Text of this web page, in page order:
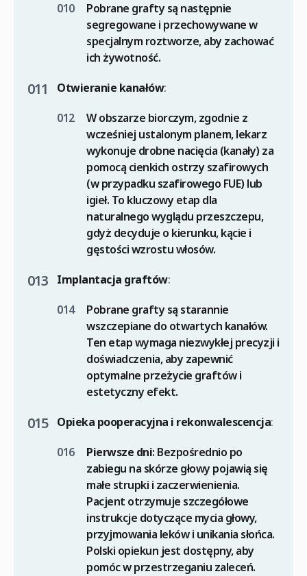
Pobrane grafty są następnie
segregowane i przechowywane w
specjalnym roztworze, aby zachować
ich żywotność.
Otwieranie kanałów:
W obszarze biorczym, zgodnie z
wcześniej ustalonym planem, lekarz
wykonuje drobne nacięcia (kanały) za
pomocą cienkich ostrzy szafirowych
(w przypadku szafirowego FUE) lub
igieł. To kluczowy etap dla
naturalnego wyglądu przeszczepu,
gdyż decyduje o kierunku, kącie i
gęstości wzrostu włosów.
Implantacja graftów:
Pobrane grafty są starannie
wszczepiane do otwartych kanałów.
Ten etap wymaga niezwykłej precyzji i
doświadczenia, aby zapewnić
optymalne przeżycie graftów i
estetyczny efekt.
Opieka pooperacyjna i rekonwalescencja:
Pierwsze dni: Bezpośrednio po
zabiegu na skórze głowy pojawią się
małe strupki i zaczerwienienia.
Pacjent otrzymuje szczegółowe
instrukcje dotyczące mycia głowy,
przyjmowania leków i unikania słońca.
Polski opiekun jest dostępny, aby
pomóc w przestrzeganiu zaleceń.